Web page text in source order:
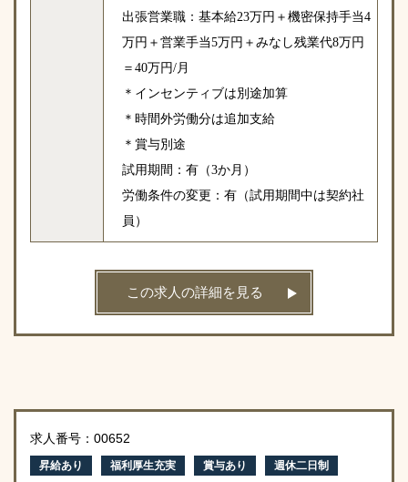
出張営業職：基本給23万円＋機密保持手当4
万円＋営業手当5万円＋みなし残業代8万円
＝40万円/月
＊インセンティブは別途加算
＊時間外労働分は追加支給
＊賞与別途
試用期間：有（3か月）
労働条件の変更：有（試用期間中は契約社
員）
この求人の詳細を見る
求人番号：00652
昇給あり 福利厚生充実 賞与あり 週休二日制